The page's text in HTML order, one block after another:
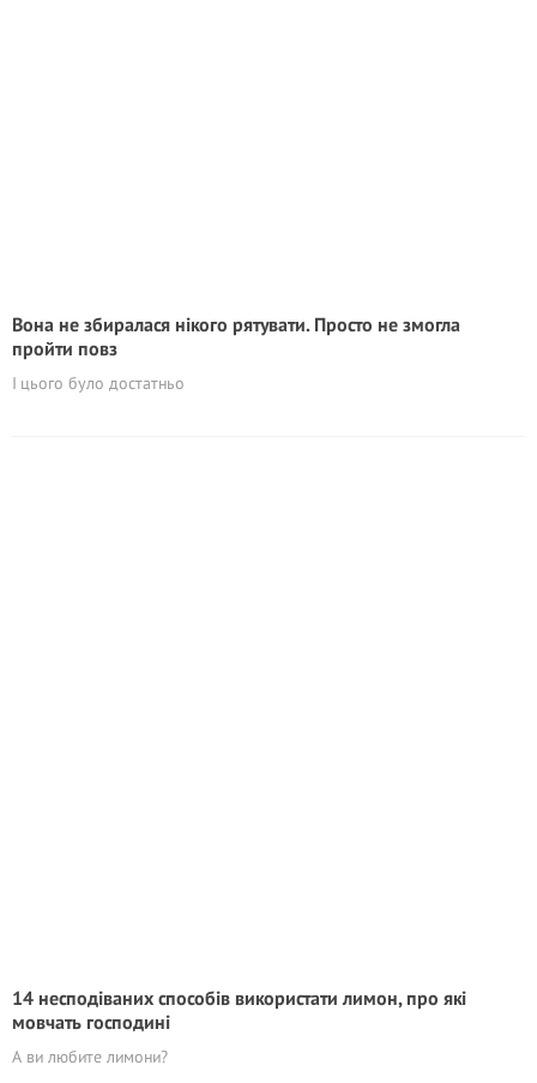
Вона не збиралася нікого рятувати. Просто не змогла
пройти повз
І цього було достатньо
14 несподіваних способів використати лимон, про які
мовчать господині
А ви любите лимони?